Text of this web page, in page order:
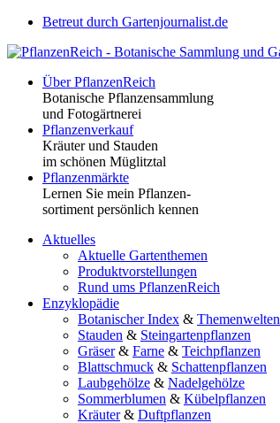
Betreut durch Gartenjournalist.de
Über PflanzenReich
Botanische Pflanzensammlung
und Fotogärtnerei
Pflanzenverkauf
Kräuter und Stauden
im schönen Müglitztal
Pflanzenmärkte
Lernen Sie mein Pflanzen-
sortiment persönlich kennen
Aktuelles
Aktuelle Gartenthemen
Produktvorstellungen
Rund ums PflanzenReich
Enzyklopädie
Botanischer Index & Themenwelten
Stauden & Steingartenpflanzen
Gräser& Farne & Teichpflanzen
Blattschmuck & Schattenpflanzen
Laubgehölze & Nadelgehölze
Sommerblumen & Kübelpflanzen
Kräuter& Duftpflanzen